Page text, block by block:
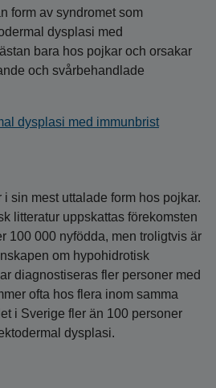
form av syndromet som
dysplasi med
bara hos pojkar och orsakar
och svårbehandlade
dysplasi med immunbrist
sin mest uttalade form hos pojkar.
litteratur uppskattas förekomsten
100 000 nyfödda, men troligtvis är
om hypohidrotisk
diagnostiseras fler personer med
ofta hos flera inom samma
i Sverige fler än 100 personer
dysplasi.